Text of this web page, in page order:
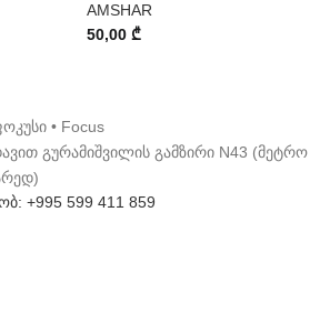
AMSHAR
50,00 ₾
• Focus
გურამიშვილის გამზირი N43 (მეტრო
+995 599 411 859